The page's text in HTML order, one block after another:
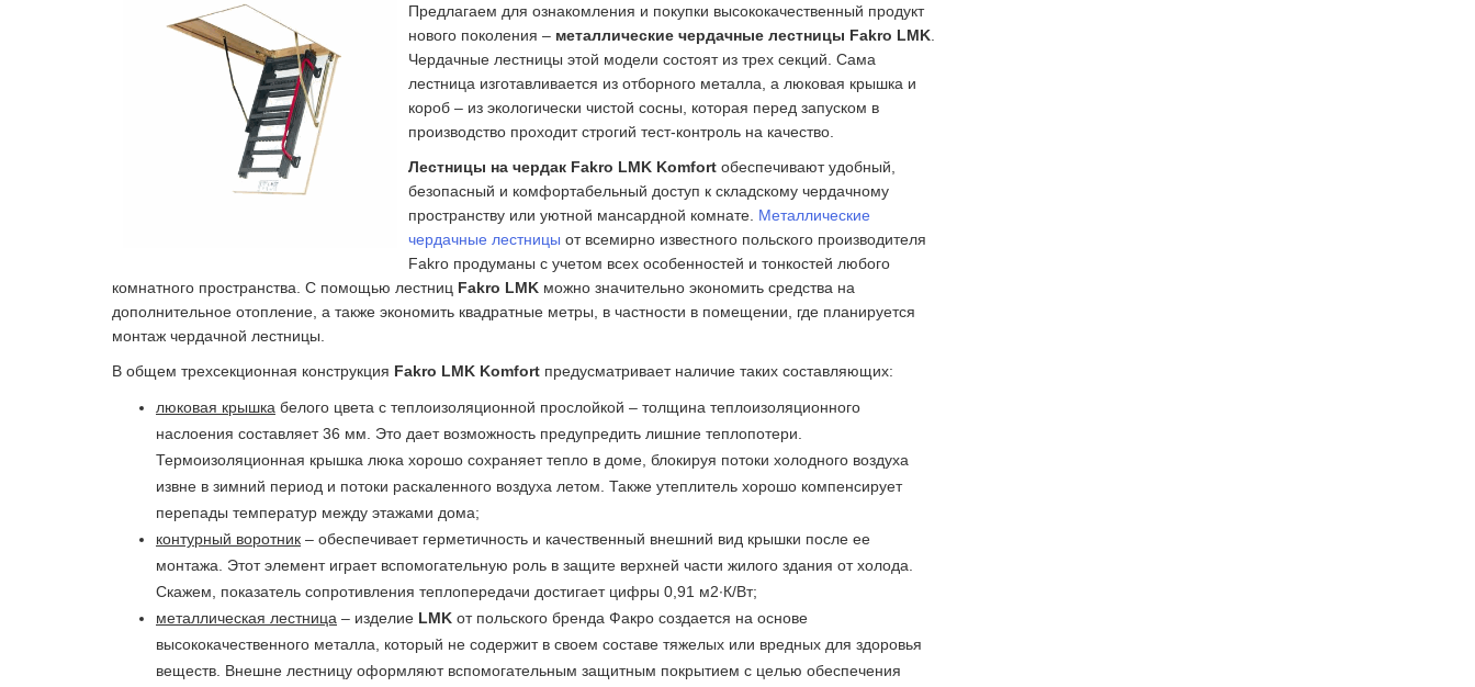
Предлагаем для ознакомления и покупки высококачественный продукт
нового поколения – металлические чердачные лестницы Fakro LMK
Чердачные лестницы этой модели состоят из трех секций. Сама
лестница изготавливается из отборного металла, а люковая крышка и
короб – из экологически чистой сосны, которая перед запуском в
производство проходит строгий тест-контроль на качество.
Лестницы на чердак Fakro LMK Komfort обеспечивают удобный,
безопасный и комфортабельный доступ к складскому чердачному
пространству или уютной мансардной комнате. Металлические
чердачные лестницы от всемирно известного польского производителя
Fakro продуманы с учетом всех особенностей и тонкостей любого
комнатного пространства. С помощью лестниц Fakro LMK можно значительно экономить средства на
дополнительное отопление, а также экономить квадратные метры, в частности в помещении, где планируется
монтаж чердачной лестницы.
В общем трехсекционная конструкция Fakro LMK Komfort предусматривает наличие таких составляющих:
люковая крышка белого цвета с теплоизоляционной прослойкой – толщина теплоизоляционного
наслоения составляет 36 мм. Это дает возможность предупредить лишние теплопотери.
Термоизоляционная крышка люка хорошо сохраняет тепло в доме, блокируя потоки холодного воздуха
извне в зимний период и потоки раскаленного воздуха летом. Также утеплитель хорошо компенсирует
перепады температур между этажами дома;
контурный воротник – обеспечивает герметичность и качественный внешний вид крышки после ее
монтажа. Этот элемент играет вспомогательную роль в защите верхней части жилого здания от холода.
Скажем, показатель сопротивления теплопередачи достигает цифры 0,91 м2∙К/Вт;
металлическая лестница – изделие LMK от польского бренда Факро создается на основе
высококачественного металла, который не содержит в своем составе тяжелых или вредных для здоровья
веществ. Внешне лестницу оформляют вспомогательным защитным покрытием с целью обеспечения